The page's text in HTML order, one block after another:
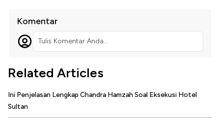
Komentar
Tulis Komentar Anda...
Related Articles
Ini Penjelasan Lengkap Chandra Hamzah Soal Eksekusi Hotel
Sultan